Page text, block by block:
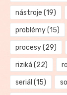
nástroje (19)
problémy(15)
procesy(29)
riziká (22)
seriál (15)